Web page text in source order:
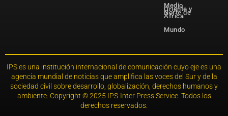
Medio
Oriente y
Norte de
África
Mundo
IPS es una institución internacional de comunicación cuyo eje es una
agencia mundial de noticias que amplifica las voces del Sur y de la
sociedad civil sobre desarrollo, globalización, derechos humanos y
ambiente. Copyright © 2025 IPS-Inter Press Service. Todos los
derechos reservados.